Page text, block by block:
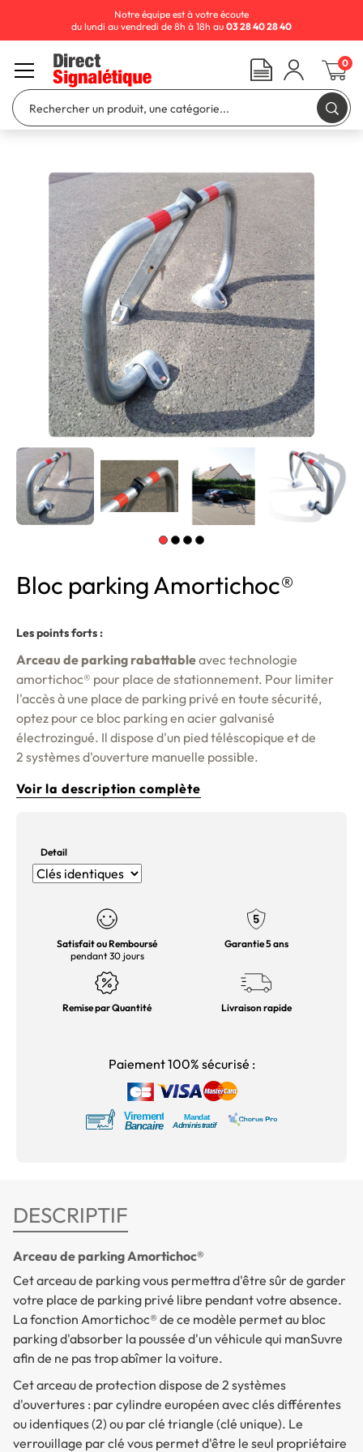
Bloc parking Amortichoc®
Les points forts :
Arceau de parking rabattableavec technologie
amortichoc® pour place de stationnement. Pour limiter
l'accès à une place de parking privé en toute sécurité,
optez pour ce bloc parking en acier galvanisé
électrozingué. Il dispose d'un pied téléscopique et de
2 systèmes d'ouverture manuelle possible.
Voir la description complète
Detail
Satisfait ou Remboursé
pendant 30 jours
Garantie 5 ans
Remise par Quantité Livraison rapide
Paiement 100% sécurisé :
DESCRIPTIF
Arceau de parking Amortichoc®
Cet arceau de parking vous permettra d'être sûr de garder
votre place de parking privé libre pendant votre absence.
La fonction Amortichoc® de ce modèle permet au bloc
parking d'absorber la poussée d'un véhicule qui manSuvre
afin de ne pas trop abîmer la voiture.
Cet arceau de protection dispose de 2 systèmes
d'ouvertures : par cylindre européen avec clés différentes
ou identiques (2) ou par clé triangle (clé unique). Le
verrouillage par clé vous permet d'être le seul propriétaire
Notre équipe est à votre écoute
du lundi au vendredi de 8h à 18h au 03 28 40 28 40
0